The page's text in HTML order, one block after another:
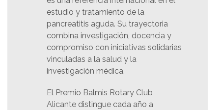
estudio y tratamiento de la
pancreatitis aguda. Su trayectoria
combina investigación, docencia y
compromiso con iniciativas solidarias
vinculadas a la salud y la
investigación médica.
El Premio Balmis Rotary Club
Alicante distingue cada año a